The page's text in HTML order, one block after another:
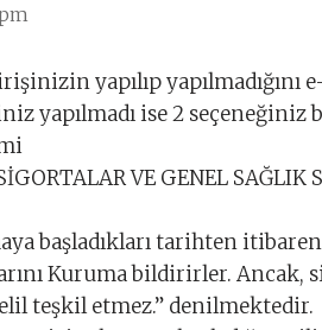
yapılıp yapılmadığını
yapılmadı ise 2 seçeneğiniz
SİGORTALAR VE GENEL
başladıkları tarihten
Kuruma bildirirler.
teşkil etmez.” denilmektedir.